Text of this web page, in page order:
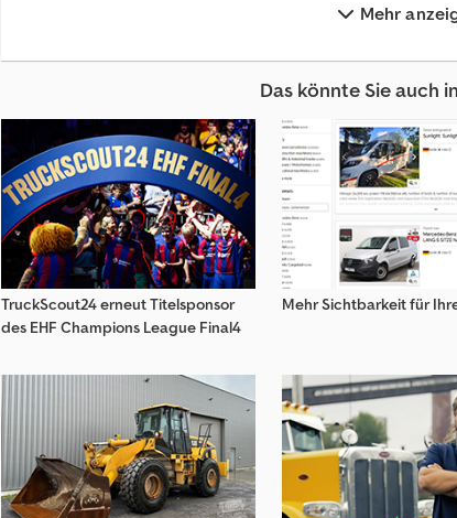
Fiat Transporter Kastenwagen
Ford Transporter Kastenwagen Hochdach
Mehr
Das könnte Sie auch
TruckScout24 erneut Titelsponsor
des EHF Champions League Final4
Mehr Sichtbarkeit für